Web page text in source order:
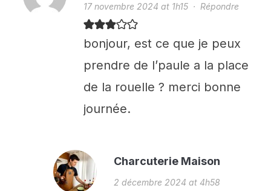
17 novembre 2024 at 1h15· Répondre
bonjour, est ce que je peux
prendre de l’paule a la place
de la rouelle ? merci bonne
journée.
Charcuterie Maison
2 décembre 2024 at 4h58